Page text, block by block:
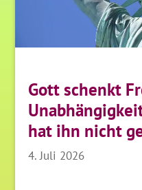
Gott schenkt
hat ihn nicht
4. Juli 2026